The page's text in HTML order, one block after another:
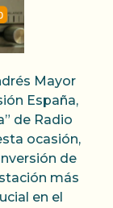
Mayor
España,
de Radio
ocasión,
de
más
en el